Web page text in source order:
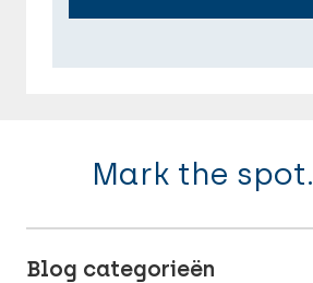
Mark the spot.
Blog categorieën